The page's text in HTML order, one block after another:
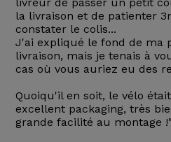
la livraison et de patienter
constater le colis...
J'ai expliqué le fond de ma
livraison, mais je tenais à
cas où vous auriez eu des
Quoiqu'il en soit, le vélo
excellent packaging, très
grande facilité au montage !"